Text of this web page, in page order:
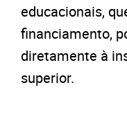
educacionais,
financiamento,
diretamente à
superior.